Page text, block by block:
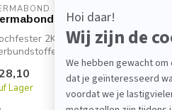
ET 5428
2K-Epoxidkleber für Metall,
& Kunststoffe. Permabond
Lager